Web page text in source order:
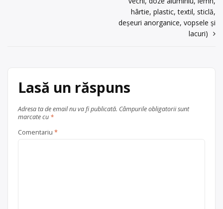
HERACLEEA, nr. 7, CAMERA NR.1, BL.
hârtie, plastic, textil, sticlă,
deșeuri anorganice, vopsele și
lacuri)
Lasă un răspuns
Adresa ta de email nu va fi publicată. Câmpurile obligatorii sunt
marcate cu *
Comentariu *